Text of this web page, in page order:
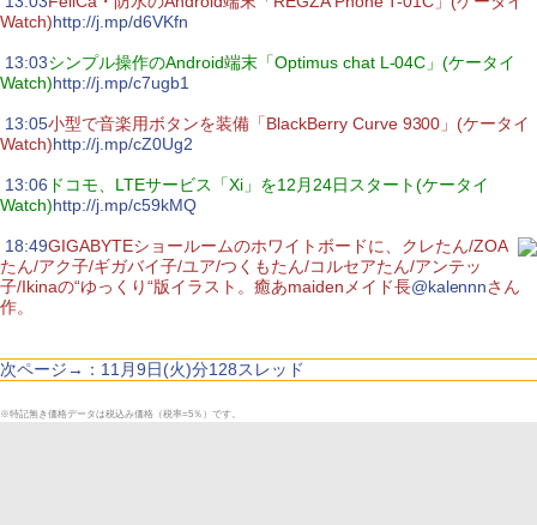
Watch)http://j.mp/d6VKfn
13:03シンプル操作のAndroid端末「Optimus chat L-04C」(ケータイ
Watch)http://j.mp/c7ugb1
13:05小型で音楽用ボタンを装備「BlackBerry Curve 9300」(ケータイ
Watch)http://j.mp/cZ0Ug2
13:06 ドコモ、LTEサービス「Xi」を12月24日スタート(ケータイ
Watch)http://j.mp/c59kMQ
18:49GIGABYTEショールームのホワイトボードに、クレたん/ZOA
たん/アク子/ギガバイ子/ユア/つくもたん/コルセアたん/アンテッ
子/Ikinaの“ゆっくり“版イラスト。癒あmaidenメイド長@kalennnさん
作。
次ページ→：11月9日(火)分128スレッド
※特記無き価格データは税込み価格（税率=5％）です。